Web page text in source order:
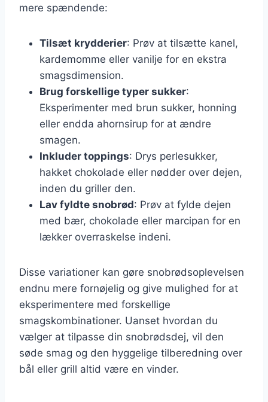
mere spændende:
Tilsæt krydderier: Prøv at tilsætte kanel,
kardemomme eller vanilje for en ekstra
smagsdimension.
Brug forskellige typer sukker:
Eksperimenter med brun sukker, honning
eller endda ahornsirup for at ændre
smagen.
Inkluder toppings: Drys perlesukker,
hakket chokolade eller nødder over dejen,
inden du griller den.
Lav fyldte snobrød: Prøv at fylde dejen
med bær, chokolade eller marcipan for en
lækker overraskelse indeni.
Disse variationer kan gøre snobrødsoplevelsen
endnu mere fornøjelig og give mulighed for at
eksperimentere med forskellige
smagskombinationer. Uanset hvordan du
vælger at tilpasse din snobrødsdej, vil den
søde smag og den hyggelige tilberedning over
bål eller grill altid være en vinder.